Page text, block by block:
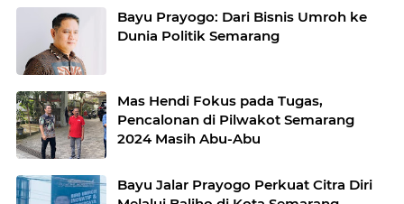
Bayu Prayogo: Dari Bisnis Umroh ke
Dunia Politik Semarang
Mas Hendi Fokus pada Tugas,
Pencalonan di Pilwakot Semarang
2024 Masih Abu-Abu
Bayu Jalar Prayogo Perkuat Citra Diri